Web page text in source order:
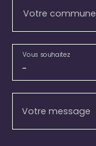
Votre commune
-
Vous souhaitez
Votre message